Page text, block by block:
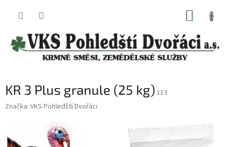
KR 3 Plus granule (25 kg) 113
Značka: VKS Pohledští Dvořáci